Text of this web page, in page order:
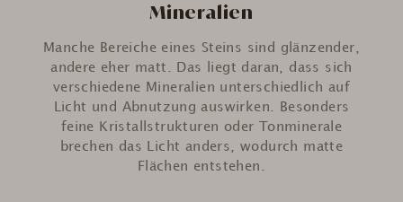
Mineralien
Manche Bereiche eines Steins sind glänzender,
andere eher matt. Das liegt daran, dass sich
verschiedene Mineralien unterschiedlich auf
Licht und Abnutzung auswirken. Besonders
feine Kristallstrukturen oder Tonminerale
brechen das Licht anders, wodurch matte
Flächen entstehen.